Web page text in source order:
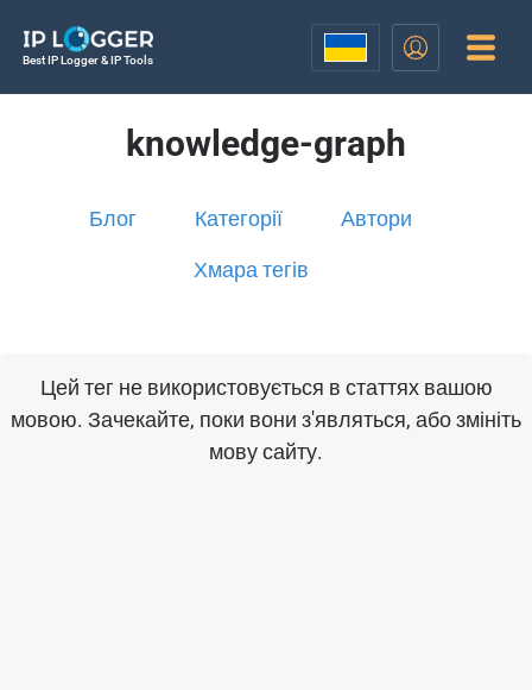
Best IP Logger & IP Tools
knowledge-graph
Блог Категорії Автори
Хмара тегів